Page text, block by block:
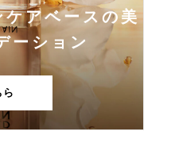
アベースの美
ーション
ら